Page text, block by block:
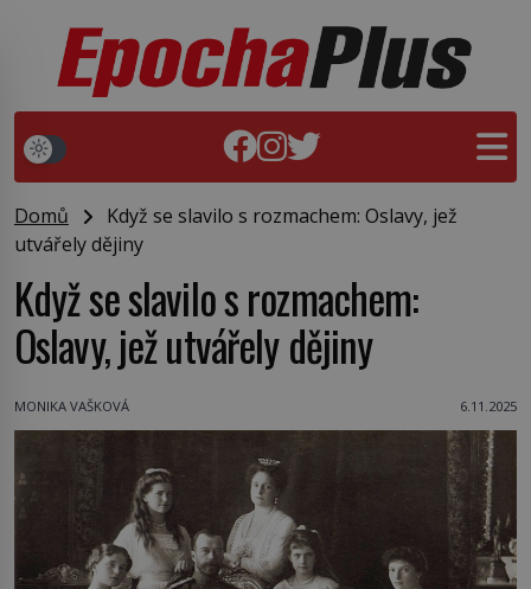
Domů
Když se slavilo s rozmachem: Oslavy, jež
utvářely dějiny
Když se slavilo s rozmachem:
Oslavy, jež utvářely dějiny
MONIKA VAŠKOVÁ 6.11.2025